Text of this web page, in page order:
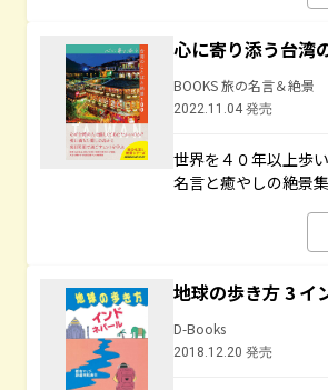
心に寄り添う台湾
BOOKS 旅の名言＆絶景
2022.11.04 発売
世界を４０年以上歩
名言と癒やしの絶景集
地球の歩き方 3 イ
D-Books
2018.12.20 発売